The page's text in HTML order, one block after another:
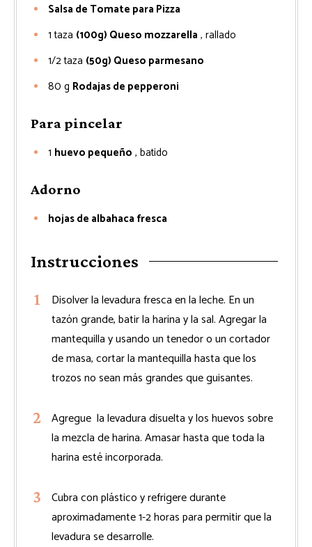
Salsa de Tomate para Pizza
1 taza (100g) Queso mozzarella , rallado
1/2taza (50g) Queso parmesano
80 g Rodajas de pepperoni
Para pincelar
1 huevo pequeño , batido
Adorno
hojas de albahaca fresca
Instrucciones
Disolver la levadura fresca en la leche. En un
tazón grande, batir la harina y la sal. Agregar la
mantequilla y usando un tenedor o un cortador
de masa, cortar la mantequilla hasta que los
trozos no sean más grandes que guisantes.
Agregue la levadura disuelta y los huevos sobre
la mezcla de harina. Amasar hasta que toda la
harina esté incorporada.
Cubra con plástico y refrigere durante
aproximadamente 1-2 horas para permitir que la
levadura se desarrolle.